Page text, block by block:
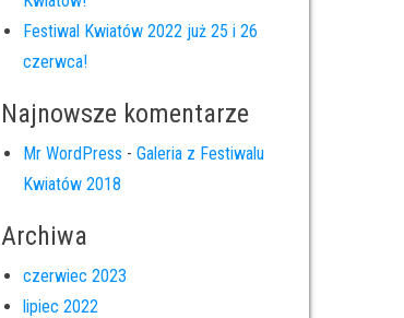
Festiwal Kwiatów 2022 już 25 i 26
czerwca!
Najnowsze komentarze
Mr WordPress - Galeria z Festiwalu
Kwiatów 2018
Archiwa
czerwiec 2023
lipiec 2022